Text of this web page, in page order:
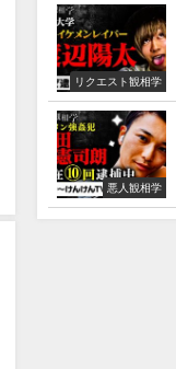
リクエスト観相学
悪人観相学